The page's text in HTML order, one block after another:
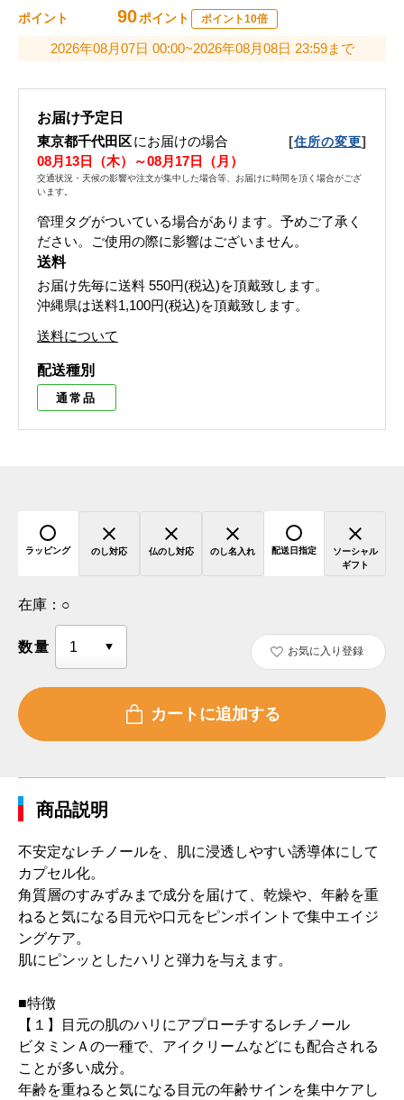
ポイント 90ポイント ポイント10倍
2026年08月07日 00:00~2026年08月08日 23:59まで
お届け予定日
東京都千代田区にお届けの場合 [住所の変更]
08月13日（木）～08月17日（月）
交通状況・天候の影響や注文が集中した場合等、お届けに時間を頂く場合がござ
います。
管理タグがついている場合があります。予めご了承く
ださい。ご使用の際に影響はございません。
送料
お届け先毎に送料 550円(税込)を頂戴致します。
沖縄県は送料1,100円(税込)を頂戴致します。
送料について
配送種別
通常品
ラッピング のし対応 仏のし対応 のし名入れ 配送日指定
ソーシャル
ギフト
在庫： ○
数量 お気に入り登録
商品説明
不安定なレチノールを、肌に浸透しやすい誘導体にして
カプセル化。
角質層のすみずみまで成分を届けて、乾燥や、年齢を重
ねると気になる目元や口元をピンポイントで集中エイジ
ングケア。
肌にピンッとしたハリと弾力を与えます。
■特徴
【１】目元の肌のハリにアプローチするレチノール
ビタミンＡの一種で、アイクリームなどにも配合される
ことが多い成分。
年齢を重ねると気になる目元の年齢サインを集中ケアし